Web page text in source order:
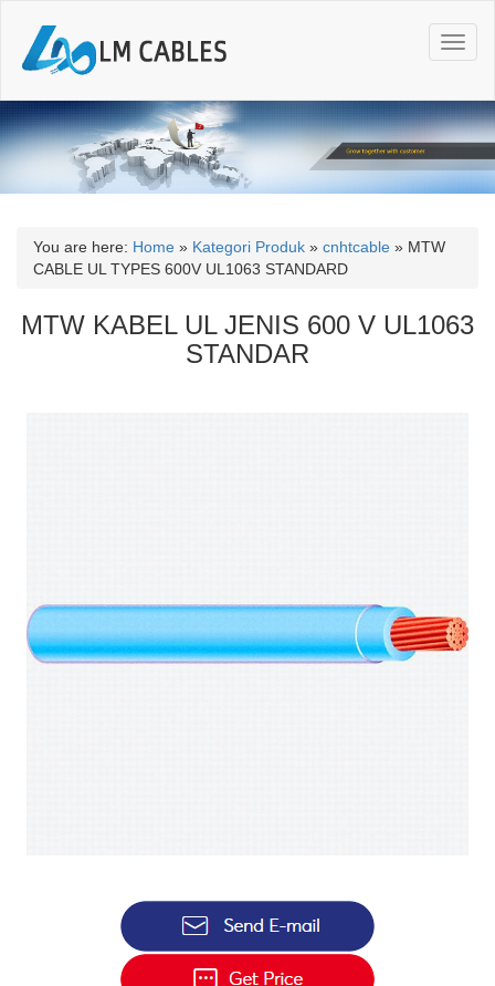
T
o
g
l
n
a
i
You are here: Home » Kategori Produk » cnhtcable » MTW
CABLE UL TYPES 600V UL1063 STANDARD
MTW KABEL UL JENIS 600 V UL1063
STANDAR